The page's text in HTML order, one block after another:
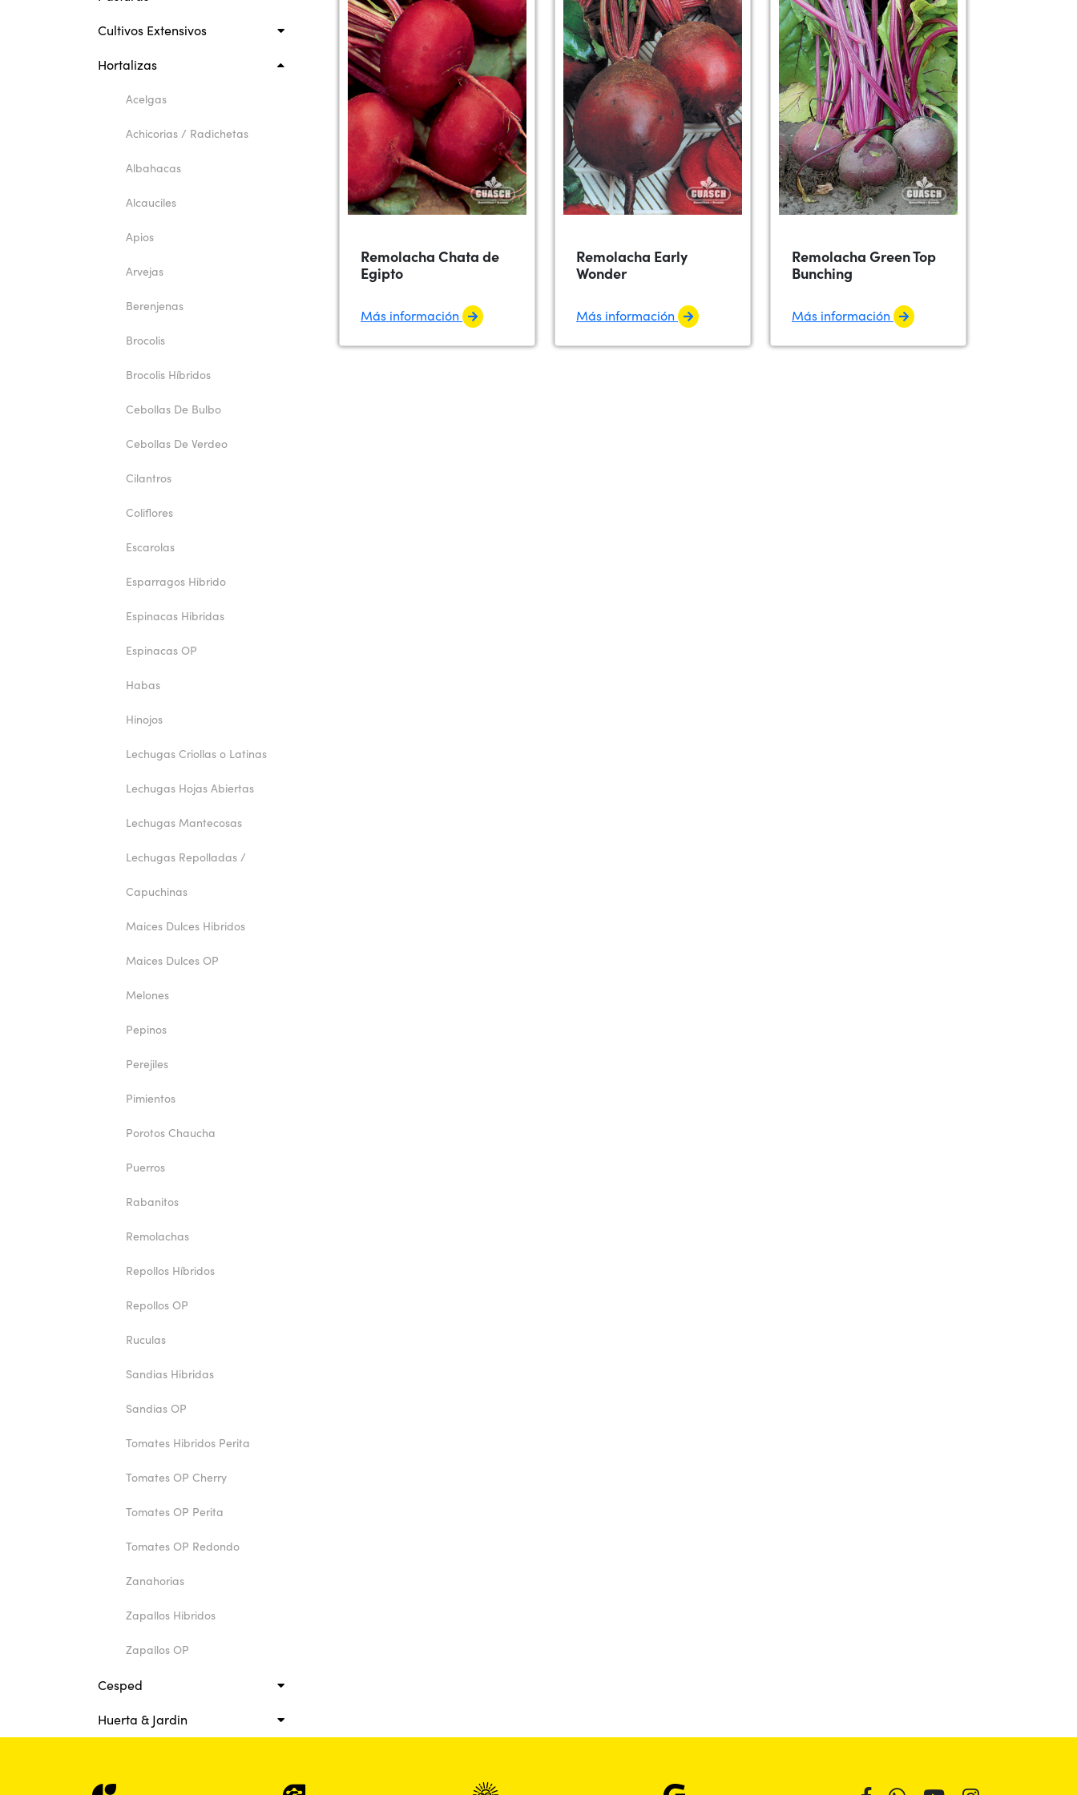
Cultivos Extensivos
Hortalizas
Acelgas
Achicorias / Radichetas
Albahacas
Alcauciles
Apios
Arvejas
Berenjenas
Brocolis
Brocolis Híbridos
Cebollas De Bulbo
Cebollas De Verdeo
Cilantros
Coliflores
Escarolas
Esparragos Hibrido
Espinacas Hibridas
Espinacas OP
Habas
Hinojos
Lechugas Criollas o Latinas
Lechugas Hojas Abiertas
Lechugas Mantecosas
Lechugas Repolladas /
Capuchinas
Maices Dulces Hibridos
Maices Dulces OP
Melones
Pepinos
Perejiles
Pimientos
Porotos Chaucha
Puerros
Rabanitos
Remolachas
Repollos Híbridos
Repollos OP
Ruculas
Sandias Hibridas
Sandias OP
Tomates Hibridos Perita
Tomates OP Cherry
Tomates OP Perita
Tomates OP Redondo
Zanahorias
Zapallos Hibridos
Zapallos OP
Cesped
Huerta & Jardin
Remolacha Chata de
Egipto
Más información
Remolacha Early
Wonder
Más información
Remolacha Green Top
Bunching
Más información